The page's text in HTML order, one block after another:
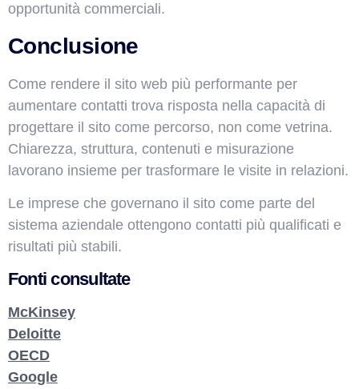
opportunità commerciali.
Conclusione
Come rendere il sito web più performante per
aumentare contatti trova risposta nella capacità di
progettare il sito come percorso, non come vetrina.
Chiarezza, struttura, contenuti e misurazione
lavorano insieme per trasformare le visite in relazioni.
Le imprese che governano il sito come parte del
sistema aziendale ottengono contatti più qualificati e
risultati più stabili.
Fonti consultate
McKinsey
Deloitte
OECD
Google